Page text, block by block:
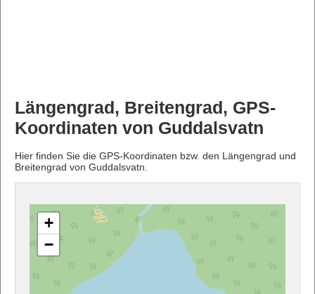
Längengrad, Breitengrad, GPS-
Koordinaten von Guddalsvatn
Hier finden Sie die GPS-Koordinaten bzw. den Längengrad und
Breitengrad von Guddalsvatn.
+
−